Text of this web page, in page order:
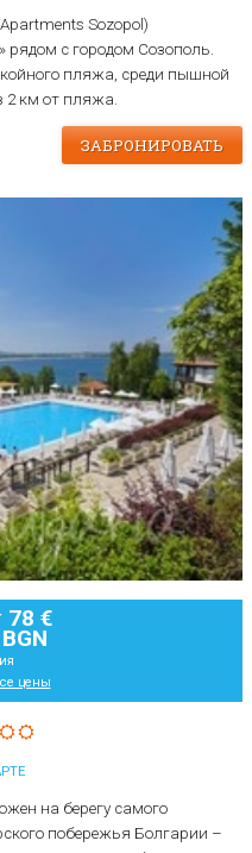
Аpartments Sozopol)
рядом с городом Созополь.
пляжа, среди пышной
2 км от пляжа.
ЗАБРОНИРОВАТЬ
78 €
цены
на берегу самого
побережья Болгарии –